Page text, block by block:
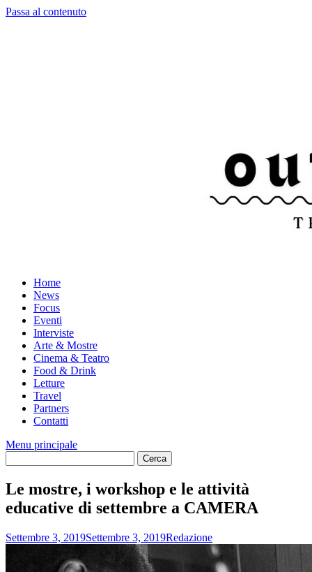
Passa al contenuto
Home
News
Focus
Eventi
Interviste
Arte & Mostre
Cinema & Teatro
Food & Drink
Letture
Travel
Partners
Contatti
Menu principale
Le mostre, i workshop e le attività
educative di settembre a CAMERA
Settembre 3, 2019Settembre 3, 2019Redazione